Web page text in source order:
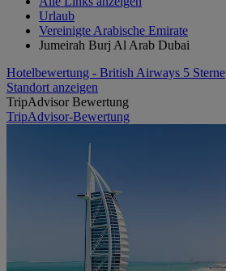
Urlaub
Vereinigte Arabische Emirate
Jumeirah Burj Al Arab Dubai
Hotelbewertung - British Airways 5 Sterne
Standort anzeigen
TripAdvisor Bewertung
TripAdvisor-Bewertung